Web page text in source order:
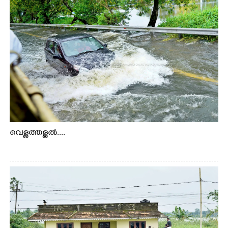
വെള്ളത്തള്ളൽ....